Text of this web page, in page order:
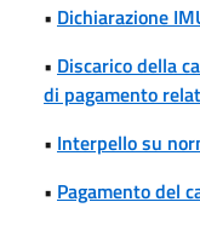
• Dichiarazione
• Discarico della
di pagamento
• Interpello su
• Pagamento del